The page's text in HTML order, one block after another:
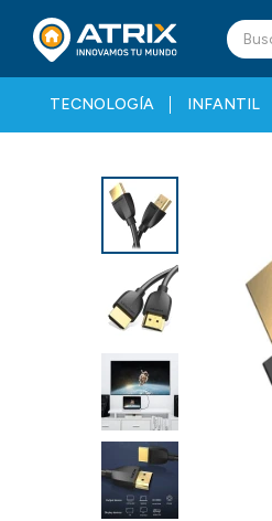
TECNOLOGÍA INFANTIL